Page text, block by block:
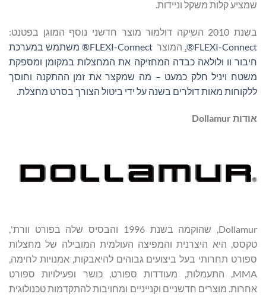
שמציע קלות משקל וניידות.
בשנת 2010 השיקה דולמור מוצר חדשני נוסף המוגן בפטנט:
FLEXI-Connect®
. המוצר
FLEXI-Connect® משתמש במערכת
חיבור וו ולולאה כבדה המחזיקה את המחצלות במקומן ומספקת
משטח ויניל חלק כמעט – מה שמקצר את זמן ההתקנה וחוסך
ללקוחות מאות דולרים בשנה על ידי ביטול הצורך בסרט מחצלת.
אודות Dollamur
Dollamur, שהוקמה בשנת 1996 והבסיס שלה בפורט וורת',
טקסס, היא היצרנית והמפיצה העולמית המובילה של מחצלות
ספורט תחרותי בעל ביצועים גבוהים להיאבקות, אמנויות לחימה,
MMA, התעמלות, מעודדות ספורט, כושר ופעילויות ספורט
אחרות. מוצרים חדשניים וקנייניים ומחויבות להתקדמות טכנולוגית